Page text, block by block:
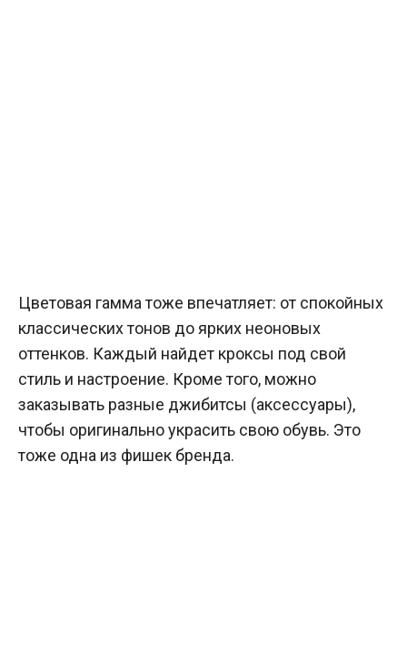
Цветовая гамма тоже впечатляет: от спокойных
классических тонов до ярких неоновых
оттенков. Каждый найдет кроксы под свой
стиль и настроение. Кроме того, можно
заказывать разные джибитсы (аксессуары),
чтобы оригинально украсить свою обувь. Это
тоже одна из фишек бренда.